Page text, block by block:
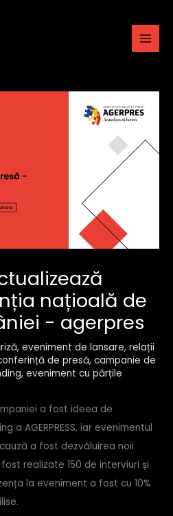
națioală de
- agerpres
, eveniment de lansare, relații
de presă, campanie de
, eveniment cu părțile
a fost ideea de
a AGERPRESS, iar evenimentul
a fost dezvăluirea noii
realizate 150 de interviuri și
la eveniment a fost cu 10%
se stabilise.